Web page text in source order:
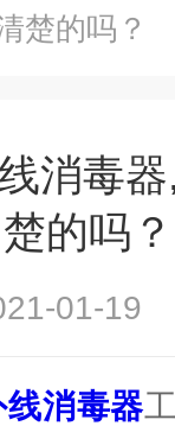
楚的吗？
消毒
楚的吗？
01-
消毒器